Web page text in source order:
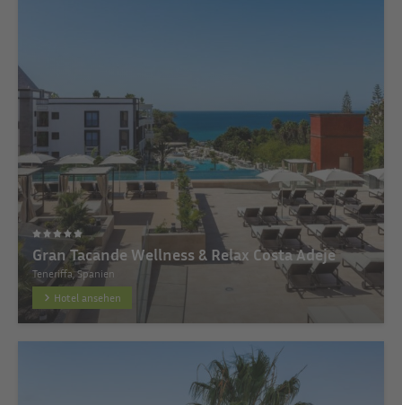
Gran Tacande Wellness & Relax Costa Adeje
Teneriffa, Spanien
Hotel ansehen